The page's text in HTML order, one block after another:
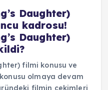
Daughter)
kadrosu!
Daughter)
filmi konusu ve
olmaya devam
filmin çekimleri